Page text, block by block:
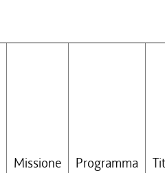
Missione Programma